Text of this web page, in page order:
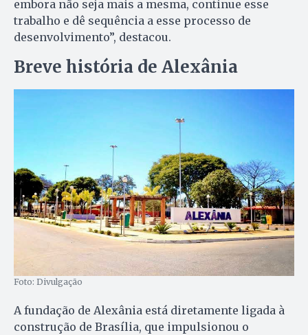
embora não seja mais a mesma, continue esse
trabalho e dê sequência a esse processo de
desenvolvimento”, destacou.
Breve história de Alexânia
Foto: Divulgação
A fundação de Alexânia está diretamente ligada à
construção de Brasília, que impulsionou o